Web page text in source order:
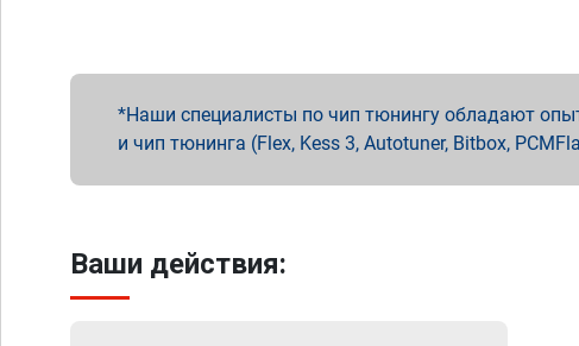
Наши специалисты по чип тюнингу обладают
и чип тюнинга (Flex, Kess 3, Autotuner, Bitbox,
Ваши действия: